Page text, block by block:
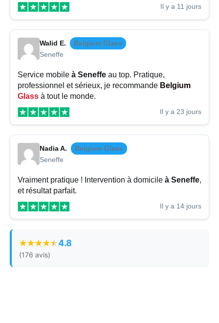
Il y a 11 jours
Walid E.
Belgium Glass
Seneffe
Service mobile à Seneffe au top. Pratique,
professionnel et sérieux, je recommande Belgium
Glass à tout le monde.
Il y a 23 jours
Nadia A.
Belgium Glass
Seneffe
Vraiment pratique ! Intervention à domicile à Seneffe,
et résultat parfait.
Il y a 14 jours
4.8
(176 avis)